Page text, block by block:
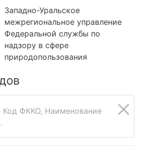
Западно-Уральское
межрегиональное управление
Федеральной службы по
надзору в сфере
природопользования
Код ФККО, Наименование